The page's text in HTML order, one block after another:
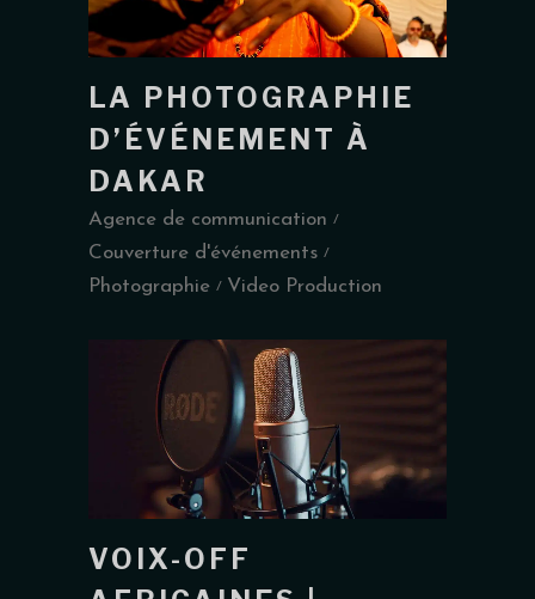
LA PHOTOGRAPHIE
D’ÉVÉNEMENT À
DAKAR
Agence de communication
Couverture d'événements
Photographie
Video Production
VOIX-OFF